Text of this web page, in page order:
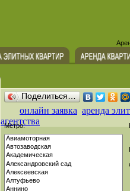
Поделиться…
онлайн заявка аренда
агентства
Метро: